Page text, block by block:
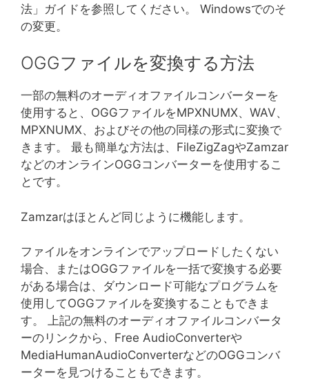
法」ガイドを参照してください。 Windowsでのそ
の変更。
OGGファイルを変換する方法
一部の無料のオーディオファイルコンバーターを
使用すると、OGGファイルをMPXNUMX、WAV、
MPXNUMX、およびその他の同様の形式に変換で
きます。 最も簡単な方法は、FileZigZagやZamzar
などのオンラインOGGコンバーターを使用するこ
とです。
Zamzarはほとんど同じように機能します。
ファイルをオンラインでアップロードしたくない
場合、またはOGGファイルを一括で変換する必要
がある場合は、ダウンロード可能なプログラムを
使用してOGGファイルを変換することもできま
す。 上記の無料のオーディオファイルコンバータ
ーのリンクから、Free AudioConverterや
MediaHumanAudioConverterなどのOGGコンバ
ーターを見つけることもできます。